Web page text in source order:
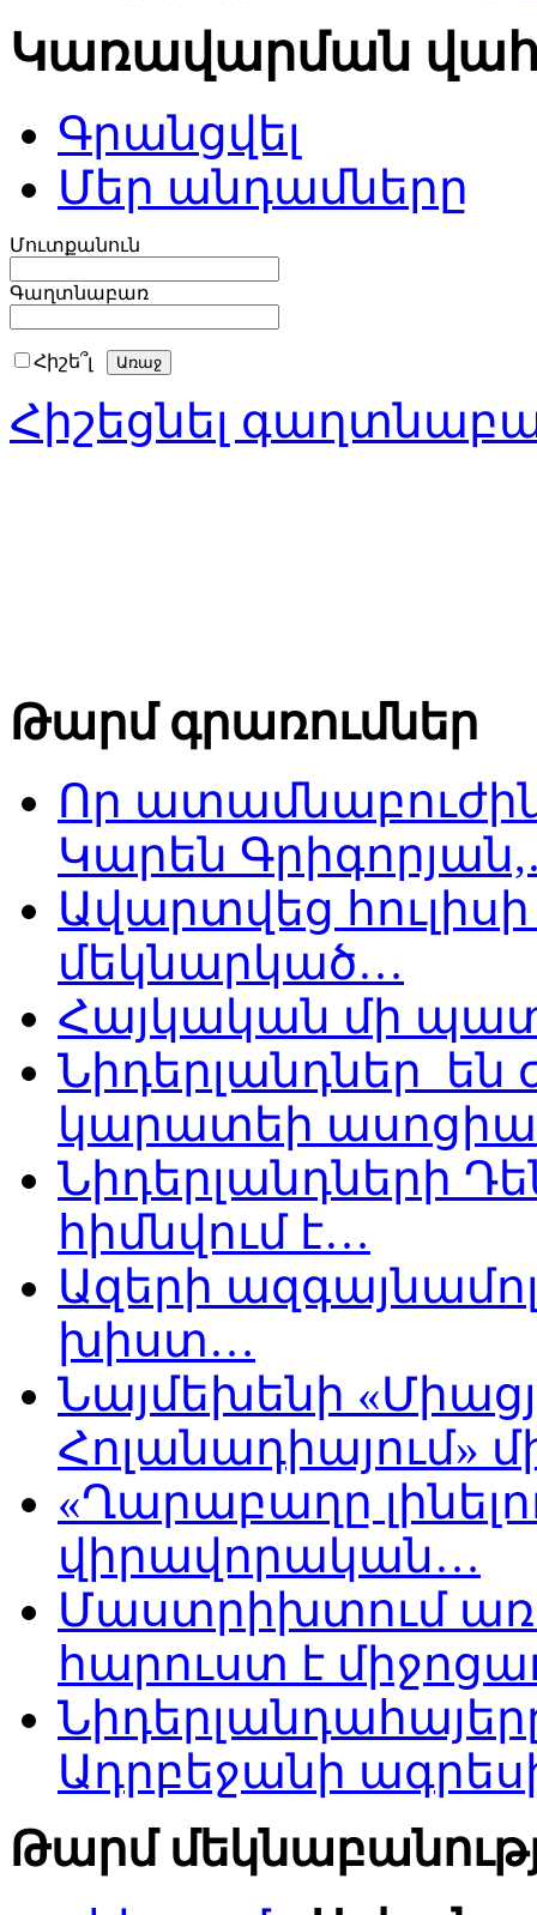
Կառավարման
Գրանցվել
Մեր անդամները
Մուտքանուն
Գաղտնաբառ
Հիշե՞լ
Հիշեցնել
Թարմ գրառումներ
Որ
Կարեն
Ավարտվեց
մեկնարկած…
Հայկական մի
Նիդերլանդներ
կարատեի
Նիդերլանդների
հիմնվում է…
Ազերի
խիստ…
Նայմեխենի
Հոլանադիայում»
«Ղարաբաղը
վիրավորական…
Մաստրիխտում
հարուստ է
Ադրբեջանի
Թարմ